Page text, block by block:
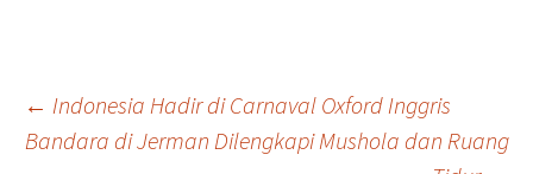
Post
← Indonesia Hadir di Carnaval Oxford Inggris
Bandara di Jerman Dilengkapi Mushola dan Ruang